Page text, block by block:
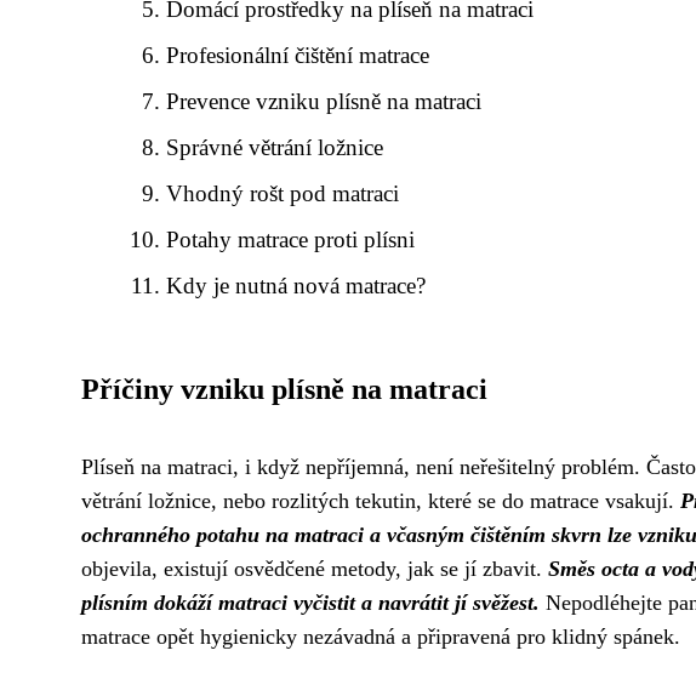
Domácí prostředky na plíseň na matraci
Profesionální čištění matrace
Prevence vzniku plísně na matraci
Správné větrání ložnice
Vhodný rošt pod matraci
Potahy matrace proti plísni
Kdy je nutná nová matrace?
Příčiny vzniku plísně na matraci
Plíseň na matraci, i když nepříjemná, není neřešitelný problém.
větrání ložnice, nebo rozlitých tekutin, které se do matrace vsakují.
ochranného potahu na matraci a včasným čištěním skvrn lze
objevila, existují osvědčené metody, jak se jí zbavit. Směs octa a
plísním dokáží matraci vyčistit a navrátit jí svěžest. Nepodléhejte
matrace opět hygienicky nezávadná a připravená pro klidný spánek.